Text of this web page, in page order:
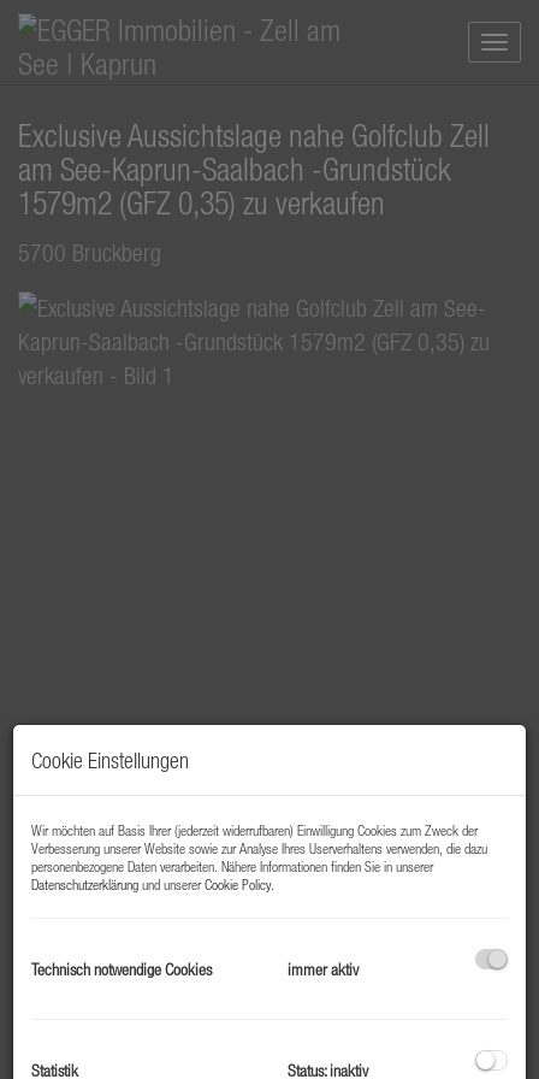
Exclusive Aussichtslage nahe Golfclub Zell
am See-Kaprun-Saalbach -Grundstück
1579m2 (GFZ 0,35) zu verkaufen
5700 Bruckberg
Beschreibung
Grundstück zur Errichtung eines Wohnhauses in
Cookie Einstellungen
Wir möchten auf Basis Ihrer (jederzeit widerrufbaren) Einwilligung Cookies zum Zweck der
Verbesserung unserer Website sowie zur Analyse Ihres Userverhaltens verwenden, die dazu
personenbezogene Daten verarbeiten. Nähere Informationen finden Sie in unserer
Datenschutzerklärung und unsererCookie Policy.
Technisch notwendige Cookies immer aktiv
Statistik Status: inaktiv